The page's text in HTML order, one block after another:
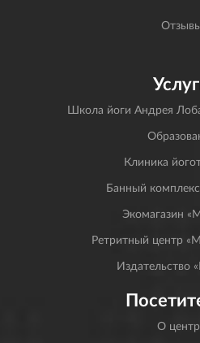
Школа йоги Андрея
Клиника
Банный
Экомагазин
Ретритный центр
Издательство
О